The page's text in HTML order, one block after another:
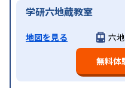
学研六地蔵教室
地図を見る
六
無料体